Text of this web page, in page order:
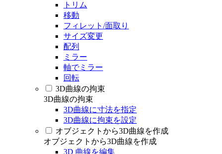
トリム
移動
フィレット/面取り
サイズ変更
配列
ミラー
軸でミラー
回転
3D曲線の拘束
3D曲線の拘束
3D曲線に寸法を指定
3D曲線に拘束を設定
オブジェクトから3D曲線を作成
オブジェクトから3D曲線を作成
3D 曲線を編集